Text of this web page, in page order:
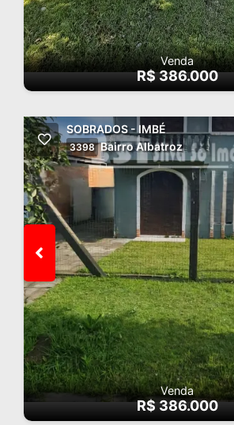
Venda
R$ 386.000
SOBRADOS - IMBÉ
3398 Bairro Albatroz
Venda
R$ 386.000